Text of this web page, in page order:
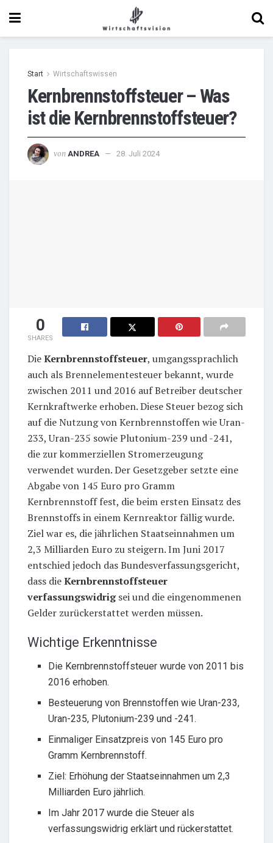
Start Wirtschaftswissen
Kernbrennstoffsteuer – Was
ist die Kernbrennstoffsteuer?
von ANDREA 28. Juli 2024
0
SHARES
DieKernbrennstoffsteuer, umgangssprachlich
auch als Brennelementesteuer bekannt, wurde
zwischen 2011 und 2016 auf Betreiber deutscher
Kernkraftwerke erhoben. Diese Steuer bezog sich
auf die Nutzung von Kernbrennstoffen wie Uran-
233, Uran-235 sowie Plutonium-239 und -241,
die zur kommerziellen Stromerzeugung
verwendet wurden. Der Gesetzgeber setzte eine
Abgabe von 145 Euro pro Gramm
Kernbrennstoff fest, die beim ersten Einsatz des
Brennstoffs in einem Kernreaktor fällig wurde.
Ziel war es, die jährlichen Staatseinnahmen um
2,3 Milliarden Euro zu steigern. Im Juni 2017
entschied jedoch das Bundesverfassungsgericht,
dass dieKernbrennstoffsteuer
verfassungswidrigsei und die eingenommenen
Gelder zurückerstattet werden müssen.
Wichtige Erkenntnisse
Die Kernbrennstoffsteuer wurde von 2011 bis
2016 erhoben.
Besteuerung von Brennstoffen wie Uran-233,
Uran-235, Plutonium-239 und -241.
Einmaliger Einsatzpreis von 145 Euro pro
Gramm Kernbrennstoff.
Ziel: Erhöhung der Staatseinnahmen um 2,3
Milliarden Euro jährlich.
Im Jahr 2017 wurde die Steuer als
verfassungswidrig erklärt und rückerstattet.